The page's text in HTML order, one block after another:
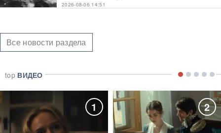
2026-08-06 14:51
Все новости раздела
top ВИДЕО
1 2